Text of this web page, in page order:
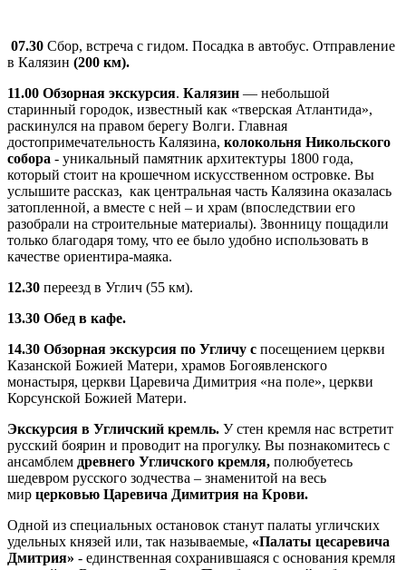
07.30 Сбор, встреча с гидом. Посадка в автобус. Отправление
в Калязин (200 км).
11.00 Обзорная экскурсия. Калязин — небольшой
старинный городок, известный как «тверская Атлантида»,
раскинулся на правом берегу Волги. Главная
достопримечательность Калязина, колокольня Никольского
собора - уникальный памятник архитектуры 1800 года,
который стоит на крошечном искусственном островке. Вы
услышите рассказ, как центральная часть Калязина оказалась
затопленной, а вместе с ней – и храм (впоследствии его
разобрали на строительные материалы). Звонницу пощадили
только благодаря тому, что ее было удобно использовать в
качестве ориентира-маяка.
12.30 переезд в Углич (55 км).
13.30 Обед в кафе.
14.30 Обзорная экскурсия по Угличу с посещением церкви
Казанской Божией Матери, храмов Богоявленского
монастыря, церкви Царевича Димитрия «на поле», церкви
Корсунской Божией Матери.
Экскурсия в Угличский кремль. У стен кремля нас встретит
русский боярин и проводит на прогулку. Вы познакомитесь с
ансамблем древнего Угличского кремля, полюбуетесь
шедевром русского зодчества – знаменитой на весь
мир церковью Царевича Димитрия на Крови.
Одной из специальных остановок станут палаты угличских
удельных князей или, так называемые, «Палаты цесаревича
Дмитрия» - единственная сохранившаяся с основания кремля